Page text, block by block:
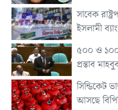
সাবেক
ইসলামী
৫০০ ও
প্রস্তাব
সিন্ডিকেট
আসছে